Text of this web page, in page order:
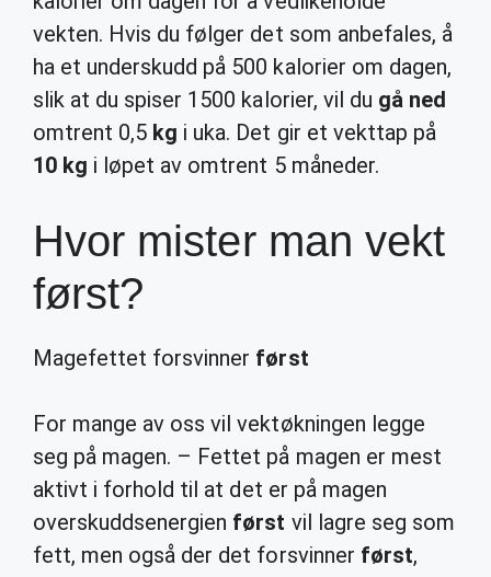
vekten. Hvis du følger det som anbefales, å
ha et underskudd på 500 kalorier om dagen,
slik at du spiser 1500 kalorier, vil du gå ned
omtrent 0,5 kg i uka. Det gir et vekttap på
10 kg i løpet av omtrent 5 måneder.
Hvor mister man vekt
først?
Magefettet forsvinner først
For mange av oss vil vektøkningen legge
seg på magen. – Fettet på magen er mest
aktivt i forhold til at det er på magen
overskuddsenergien først vil lagre seg som
fett, men også der det forsvinner først,